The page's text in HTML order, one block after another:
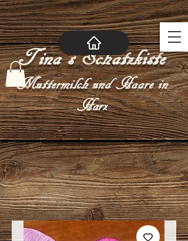
Tina´s Schatzkiste
Muttermilch und Haare in
Harz